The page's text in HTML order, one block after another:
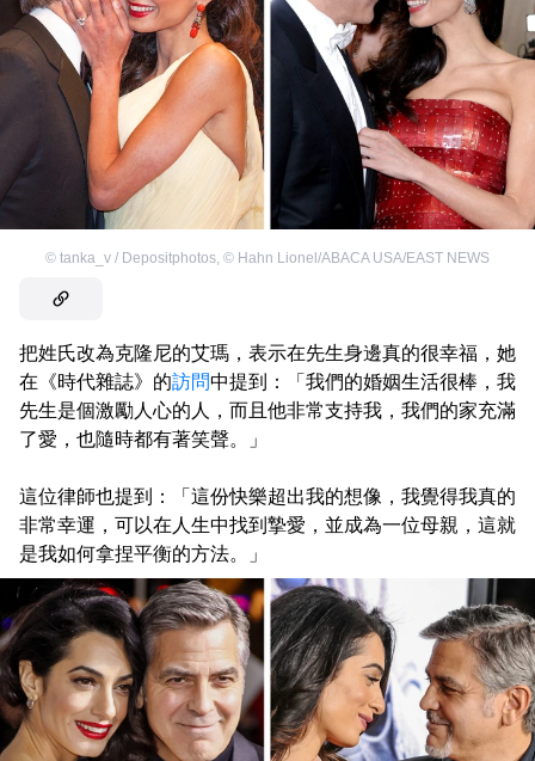
© tanka_v / Depositphotos, © Hahn Lionel/ABACA USA/EAST NEWS
把姓氏改為克隆尼的艾瑪，表示在先生身邊真的很幸福，她
在《時代雜誌》的訪問中提到：「我們的婚姻生活很棒，我
先生是個激勵人心的人，而且他非常支持我，我們的家充滿
了愛，也隨時都有著笑聲。」
這位律師也提到：「這份快樂超出我的想像，我覺得我真的
非常幸運，可以在人生中找到摯愛，並成為一位母親，這就
是我如何拿捏平衡的方法。」